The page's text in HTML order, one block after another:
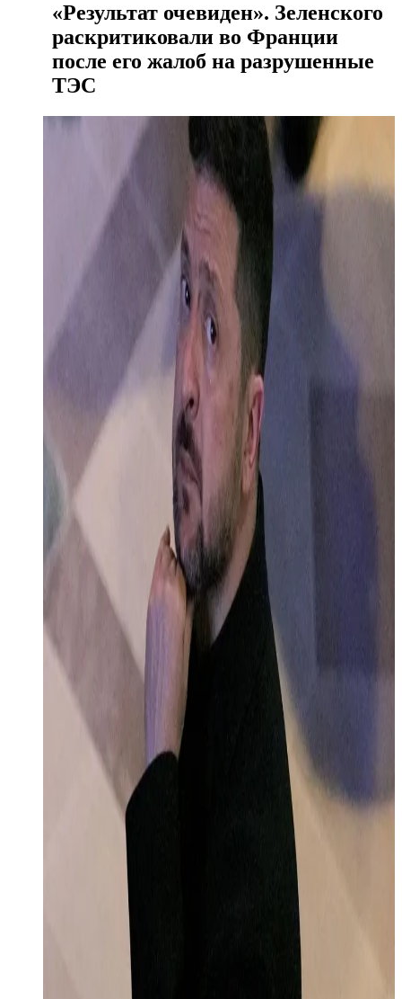
«Результат очевиден». Зеленского
раскритиковали во Франции
после его жалоб на разрушенные
ТЭС